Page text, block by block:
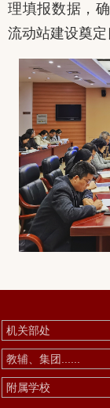
理填报数据，
流动站建设奠定
机关部处
教辅、集团......
附属学校